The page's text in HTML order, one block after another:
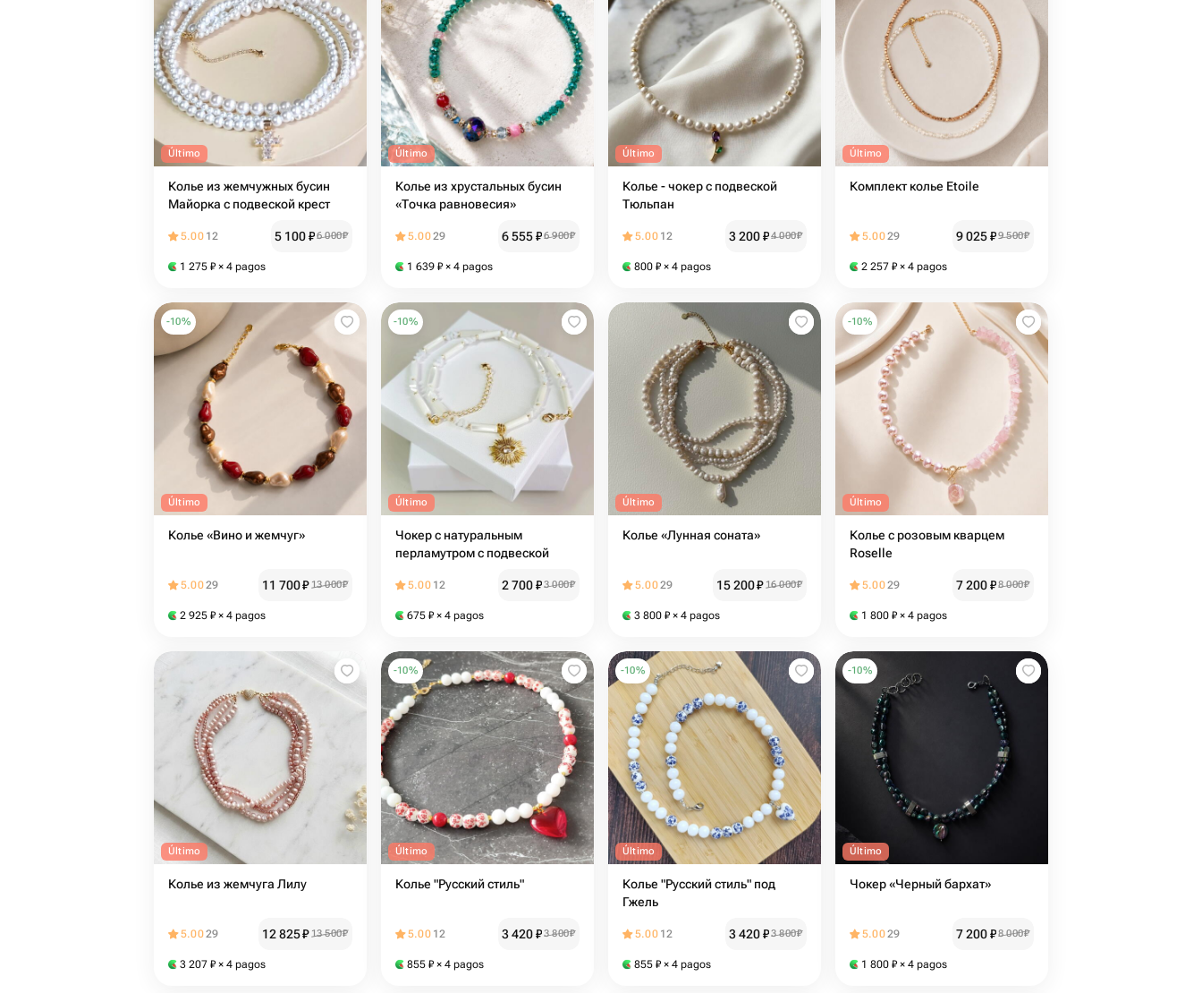
Último
Колье из жемчужных бусин
Майорка с подвеской крест
5.00 12 5 100₽6 000₽
1 275 ₽ × 4 pagos
Último
Колье из хрустальных бусин
«Точка равновесия»
5.0029 6 555₽6 900₽
1 639 ₽ × 4 pagos
Último
Колье - чокер с подвеской
Тюльпан
5.00 12 3 200₽4 000₽
800 ₽ × 4 pagos
Último
Комплект колье Etoile
5.0029 9 025₽9 500₽
2 257 ₽ × 4 pagos
-10%
Último
Колье «Вино и жемчуг»
5.0029 11 700₽ 13 000₽
2 925 ₽ × 4 pagos
-10%
Último
Чокер с натуральным
перламутром с подвеской
5.00 12 2 700₽3 000₽
675 ₽ × 4 pagos
Último
Колье «Лунная соната»
5.0029 15 200₽ 16 000₽
3 800 ₽ × 4 pagos
-10%
Último
Колье с розовым кварцем
Roselle
5.0029 7 200₽8 000₽
1 800 ₽ × 4 pagos
Último
Колье из жемчуга Лилу
5.0029 12 825₽ 13 500₽
3 207 ₽ × 4 pagos
-10%
Último
Колье "Русский стиль"
5.00 12 3 420₽3 800₽
855 ₽ × 4 pagos
-10%
Último
Колье "Русский стиль" под
Гжель
5.00 12 3 420₽3 800₽
855 ₽ × 4 pagos
-10%
Último
Чокер «Черный бархат»
5.0029 7 200₽8 000₽
1 800 ₽ × 4 pagos